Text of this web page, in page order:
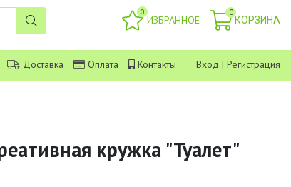
0
ИЗБРАННОЕ
0
КОРЗИНА
Доставка Оплата Контакты Вход | Регистрация
кружка "Туалет"